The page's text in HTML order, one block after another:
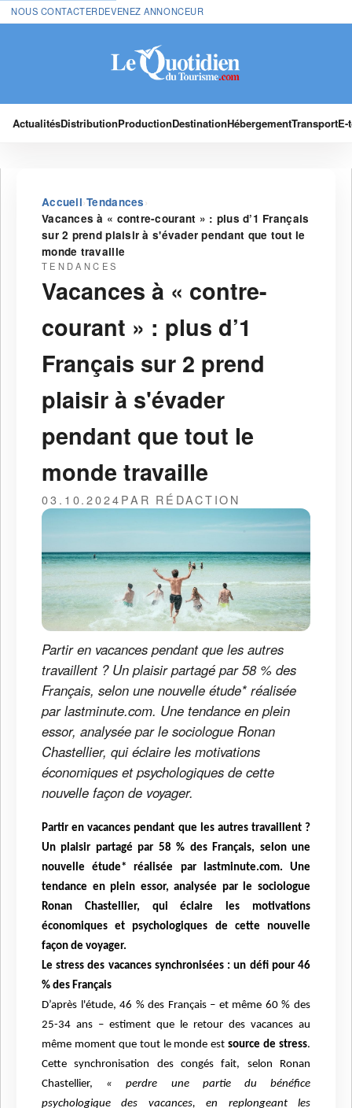
NOUS CONTACTERDEVENEZ ANNONCEUR
ActualitésDistributionProductionDestinationHébergementTransport
Accueil›Tendances ›
Vacances à « contre-courant » : plus d’1 Français
sur 2 prend plaisir à s'évader pendant que tout le
monde travaille
TENDANCES
Vacances à « contre-
courant » : plus d’1
Français sur 2 prend
plaisir à s'évader
pendant que tout le
monde travaille
03.10.2024PAR RÉDACTION
Partir en vacances pendant que les autres
travaillent ? Un plaisir partagé par 58 % des
Français, selon une nouvelle étude* réalisée
par lastminute.com. Une tendance en plein
essor, analysée par le sociologue Ronan
Chastellier, qui éclaire les motivations
économiques et psychologiques de cette
nouvelle façon de voyager.
Partir en vacances pendant que les autres travaillent ?
Un plaisir partagé par 58 % des Français, selon une
nouvelle étude*réalisée par lastminute.com.Une
tendance en plein essor, analysée par le sociologue
Ronan Chastellier, qui éclaire les motivations
économiques et psychologiques de cette nouvelle
façon de voyager.
Le stress des vacances synchronisées : un défi pour 46
% des Français
D’après l'étude, 46 % des Français – et même 60 % des
25-34 ans – estiment que le retour des vacances au
même moment que tout le monde estsource de stress.
Cette synchronisation des congés fait, selon Ronan
Chastellier, « perdre une partie du bénéfice
psychologique des vacances, en replongeant les